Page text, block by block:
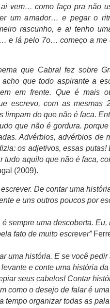
vem… como faço pra não
um amador… e pegar o
rascunho, e ai tenho
e lá pelo 7o… começo a me
que Cabral fez sobre
que todo aspirante a
em frente. Que é mais
escrevo, com as mesmas
limpam do que não é faca.
que não é gordura.
Advérbios, advérbios de
os adjetivos, essas putas!
tudo aquilo que não é faca,
(2009).
De contar uma
e uns outros poucos por
é sempre uma descoberta.
fato de muito escrever”
uma história. E se você
e conte uma história
seus cabelos! Contar
como o desejo de falar é
tempo organizar todas as